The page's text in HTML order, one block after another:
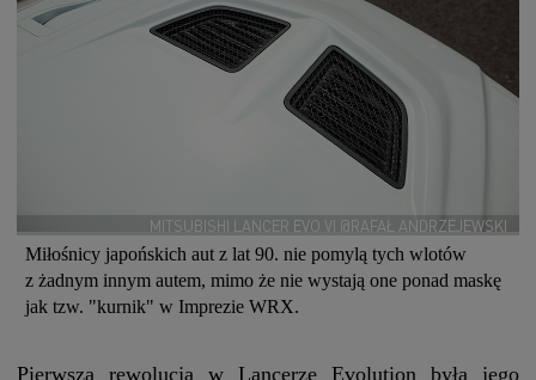
MITSUBISHI LANCER EVO VI @RAFAŁ ANDRZEJEWSKI
Miłośnicy japońskich aut z lat 90. nie pomylą tych wlotów
z żadnym innym autem, mimo że nie wystają one ponad maskę
jak tzw. "kurnik" w Imprezie WRX.
Pierwszą rewolucją w Lancerze Evolution była jego